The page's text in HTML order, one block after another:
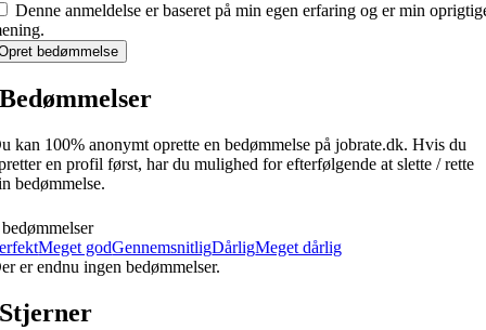
Denne anmeldelse er baseret på min egen erfaring og er min
bedømmelse
Bedømmelser
kan 100% anonymt oprette en bedømmelse på jobrate.dk. Hvis du
en profil først, har du mulighed for efterfølgende at slette / rette
bedømmelse.
Meget godGennemsnitligDårligMeget dårlig
er endnu ingen bedømmelser.
Stjerner